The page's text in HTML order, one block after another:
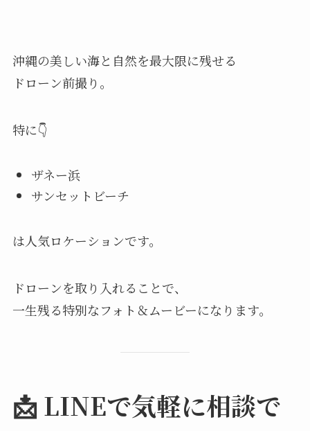
沖縄の美しい海と自然を最大限に残せる
ドローン前撮り。
特に👇
ザネー浜
サンセットビーチ
は人気ロケーションです。
ドローンを取り入れることで、
一生残る特別なフォト＆ムービーになります。
📩 LINEで気軽に相談で